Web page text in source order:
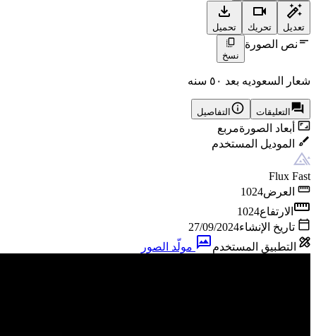
تعديل تحريك تحميل
نص الصورة
نسخ
شعار السعوديه بعد ٥٠ سنه
التعليقات التفاصيل
أبعاد الصورةمربع
الموديل المستخدم
Flux Fast
العرض1024
الارتفاع1024
تاريخ الإنشاء27/09/2024
التطبيق المستخدم
مولّد الصور